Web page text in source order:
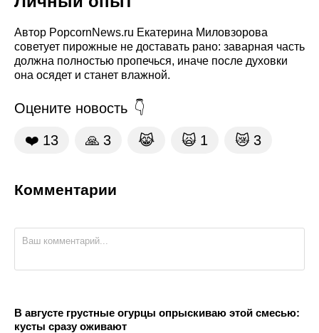
Автор PopcornNews.ru Екатерина Миловзорова
советует пирожные не доставать рано: заварная часть
должна полностью пропечься, иначе после духовки
она осядет и станет влажной.
Оцените новость
❤️ 13 🙏 3 😹 🙀 1 😿 3
Комментарии
В августе грустные огурцы опрыскиваю этой смесью:
кусты сразу оживают